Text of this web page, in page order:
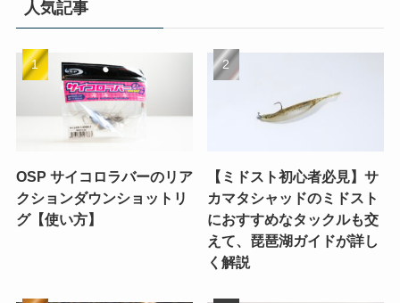
人気記事
OSP サイコロラバーのリア
クションダウンショットリ
グ【使い方】
【ミドスト初心者必見】サ
カマタシャッドのミドスト
におすすめなタックルも交
えて、琵琶湖ガイドが詳し
く解説